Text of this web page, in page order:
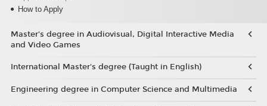
How to Apply
Master's degree in Audiovisual, Digital Interactive Media
and Video Games
International Master's degree (Taught in English)
Engineering degree in Computer Science and Multimedia